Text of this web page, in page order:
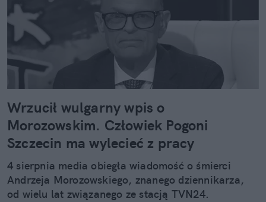
Wrzucił wulgarny wpis o
Morozowskim. Człowiek Pogoni
Szczecin ma wylecieć z pracy
4 sierpnia media obiegła wiadomość o śmierci
Andrzeja Morozowskiego, znanego dziennikarza,
od wielu lat związanego ze stacją TVN24.